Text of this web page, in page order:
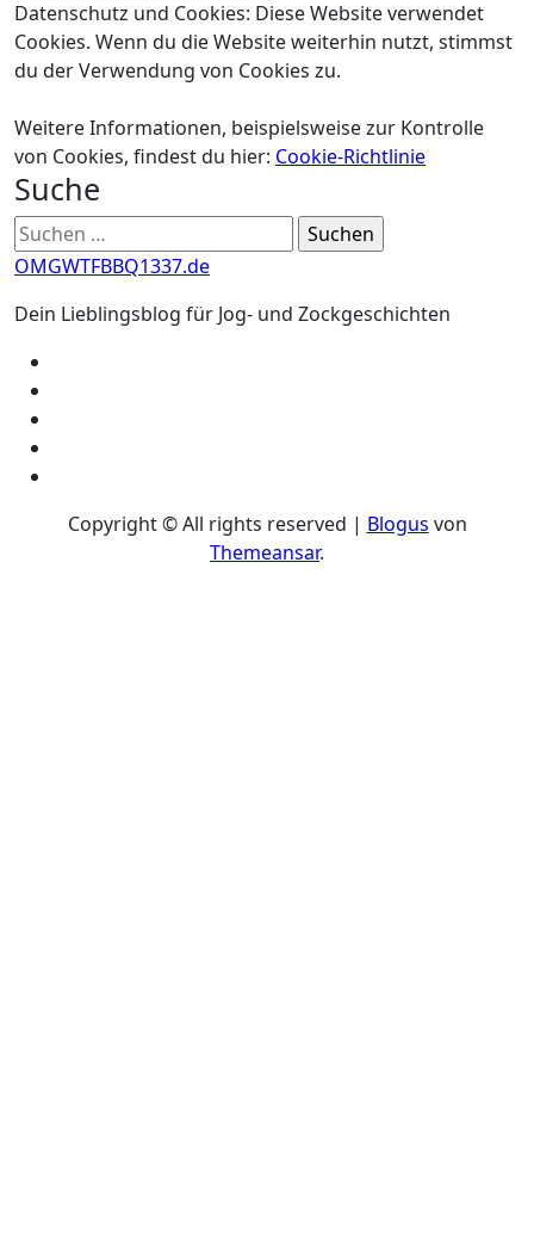
Datenschutz und Cookies: Diese Website verwendet
Cookies. Wenn du die Website weiterhin nutzt, stimmst
du der Verwendung von Cookies zu.
Weitere Informationen, beispielsweise zur Kontrolle
von Cookies, findest du hier: Cookie-Richtlinie
Suche
Suchen
nach:
OMGWTFBBQ1337.de
Dein Lieblingsblog für Jog- und Zockgeschichten
Copyright © All rights reserved | Blogus von
Themeansar.